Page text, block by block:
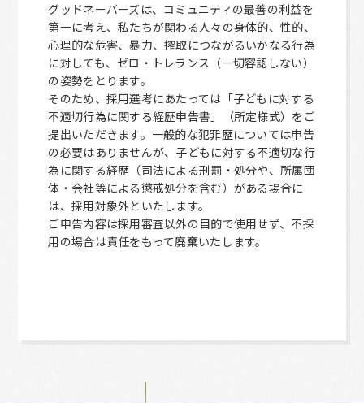
グッドネーバーズは、コミュニティの最善の利益を
第一に考え、私たちが関わる人々の身体的、性的、
心理的な危害、暴力、搾取につながるいかなる行為
に対しても、ゼロ・トレランス（一切容認しない）
の姿勢をとります。
そのため、採用選考にあたっては「子どもに対する
不適切行為に関する経歴申告書」（所定様式）をご
提出いただきます。一般的な犯罪歴については申告
の必要はありませんが、子どもに対する不適切な行
為に関する経歴（司法による刑罰・処分や、所属団
体・会社等による懲戒処分を含む）がある場合に
は、採用対象外といたします。
ご申告内容は採用審査以外の目的で使用せず、不採
用の場合は責任をもって廃棄いたします。